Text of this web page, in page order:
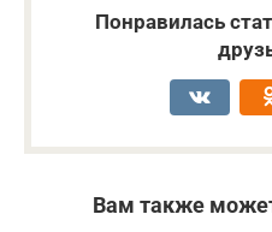
Понравилась
Вам также